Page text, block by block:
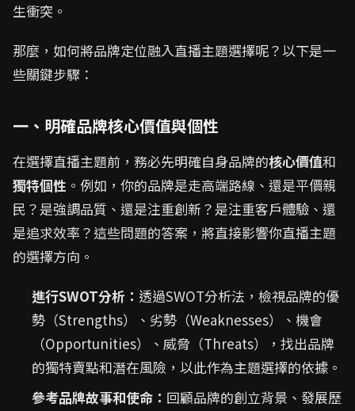
生衝突。
那麼，如何將品牌定位融入直播主題選擇呢？以下是一
些關鍵步驟：
一、明確品牌核心價值與個性
在選擇直播主題前，務必先明確自身品牌的核心價值和
獨特個性 。例如，你的品牌是走高端路線、還是平價親
民？是強調品質、還是注重創新？是注重客戶體驗、還
是追求效率？這些問題的答案，將直接影響你直播主題
的選擇方向。
進行SWOT分析： 透過SWOT分析法，檢視品牌的優
勢（Strengths）、劣勢（Weaknesses）、機會
（Opportunities）、威脅（Threats），找出品牌
的獨特賣點和潛在風險，以此作為主題選擇的依據。
參考品牌故事和使命： 回顧品牌的創立背景、發展歷